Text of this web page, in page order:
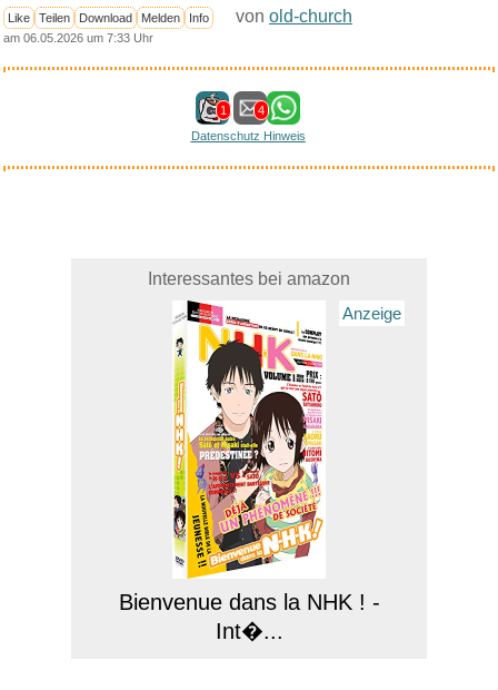
Like Teilen Download Melden Info von old-church
am 06.05.2026 um 7:33 Uhr
1
4
Datenschutz Hinweis
Interessantes bei amazon
Anzeige
Bienvenue dans la NHK ! -
Int�...